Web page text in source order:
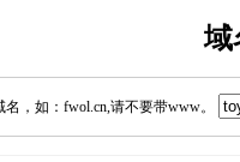
域
，如：fwol.cn,请不要带www。